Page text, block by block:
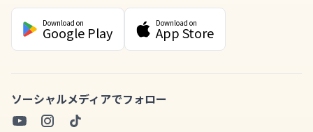
Download on
Google Play
Download on
App Store
ソーシャルメディアでフォロー